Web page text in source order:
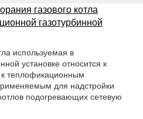
газового котла
газотурбинной
используемая в
установке относится к
к теплофикационным
для надстройки
подогревающих сетевую